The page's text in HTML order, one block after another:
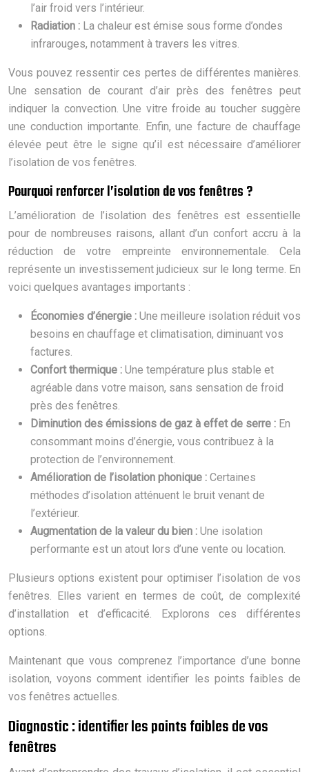
l’air froid vers l’intérieur.
Radiation : La chaleur est émise sous forme d’ondes
infrarouges, notamment à travers les vitres.
Vous pouvez ressentir ces pertes de différentes manières.
Une sensation de courant d’air près des fenêtres peut
indiquer la convection. Une vitre froide au toucher suggère
une conduction importante. Enfin, une facture de chauffage
élevée peut être le signe qu’il est nécessaire d’améliorer
l’isolation de vos fenêtres.
Pourquoi renforcer l’isolation de vos fenêtres ?
L’amélioration de l’isolation des fenêtres est essentielle
pour de nombreuses raisons, allant d’un confort accru à la
réduction de votre empreinte environnementale. Cela
représente un investissement judicieux sur le long terme. En
voici quelques avantages importants :
Économies d’énergie : Une meilleure isolation réduit vos
besoins en chauffage et climatisation, diminuant vos
factures.
Confort thermique : Une température plus stable et
agréable dans votre maison, sans sensation de froid
près des fenêtres.
Diminution des émissions de gaz à effet de serre : En
consommant moins d’énergie, vous contribuez à la
protection de l’environnement.
Amélioration de l’isolation phonique : Certaines
méthodes d’isolation atténuent le bruit venant de
l’extérieur.
Augmentation de la valeur du bien : Une isolation
performante est un atout lors d’une vente ou location.
Plusieurs options existent pour optimiser l’isolation de vos
fenêtres. Elles varient en termes de coût, de complexité
d’installation et d’efficacité. Explorons ces différentes
options.
Maintenant que vous comprenez l’importance d’une bonne
isolation, voyons comment identifier les points faibles de
vos fenêtres actuelles.
Diagnostic : identifier les points faibles de vos
fenêtres